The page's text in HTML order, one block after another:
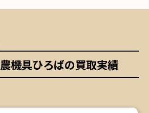
農機具ひろばの買取実績